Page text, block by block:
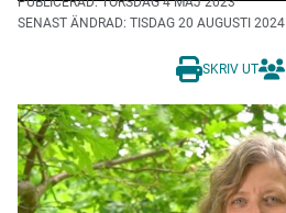
SENAST ÄNDRAD: TISDAG 20 AUGUSTI 2024
SKRIV UT